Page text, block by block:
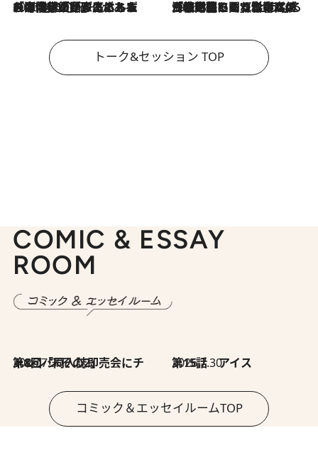
2026.8.3
「今後値上げがあるとすれば…」「リスクがあるのは今年の冬」エネルギー専門家が語る、ホルムズ海峡封鎖が家庭にもたらす“ある心配” 2026.8.3
「住宅建てられない…」「サーチャージ料の高値が続いている」ホルムズ海峡封鎖による影響はいつまで続く？《エネルギー専門家に聞く“どうなる日本の暮らし”》
トーク&セッション TOP
COMIC & ESSAY
ROOM
2026.7.30
第8回「同人誌即売会にチャレンジ その2」 2026.7.30
第15話 アイス
コミック＆エッセイルームTOP